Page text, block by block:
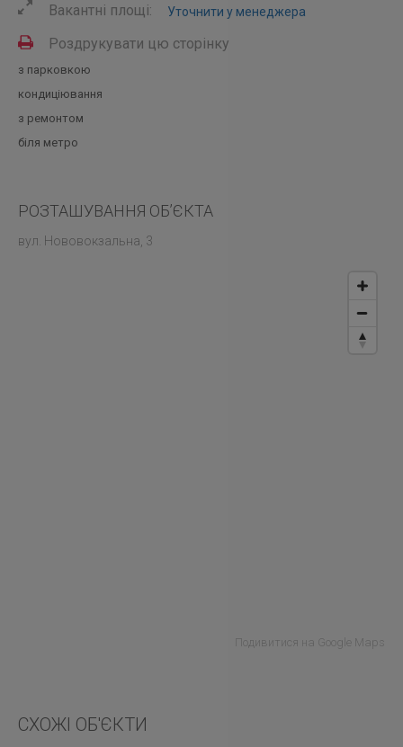
Вакантні площі: Уточнити у менеджера
Роздрукувати цю сторінку
з парковкою
кондиціювання
з ремонтом
біля метро
РОЗТАШУВАННЯ ОБ’ЄКТА
вул. Нововокзальна, 3
Подивитися на Google Maps
СХОЖІ ОБ'ЄКТИ